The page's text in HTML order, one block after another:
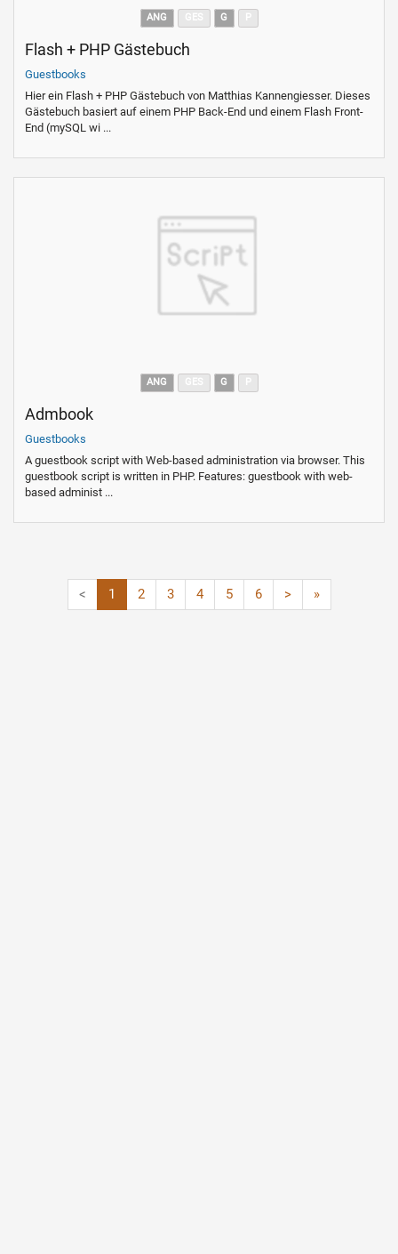
ANG G
Flash + PHP Gästebuch
Guestbooks
Hier ein Flash + PHP Gästebuch von Matthias Kannengiesser. Dieses
Gästebuch basiert auf einem PHP Back-End und einem Flash Front-
End (mySQL wi ...
ANG G
Admbook
Guestbooks
A guestbook script with Web-based administration via browser. This
guestbook script is written in PHP. Features: guestbook with web-
based administ ...
< 1 2 3 4 5 6 > »